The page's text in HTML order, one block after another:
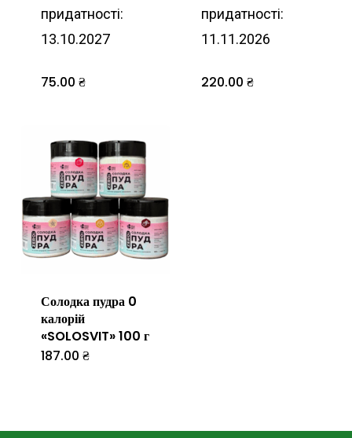
придатності:
13.10.2027
75.00 ₴
придатності:
11.11.2026
220.00₴
Солодка пудра 0
калорій
«SOLOSVIT» 100 г
187.00 ₴
кілька